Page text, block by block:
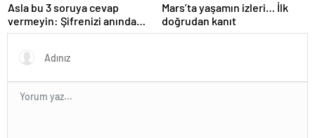
Asla bu 3 soruya cevap
vermeyin: Şifrenizi anında
buluyorlar
Mars’ta yaşamın izleri… İlk
doğrudan kanıt